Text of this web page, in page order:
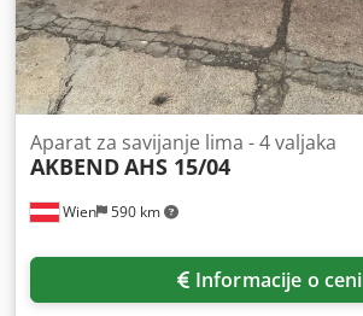
Wien 590 km
Aparat za savijanje lima - 4 valjaka
AKBENDAHS 15/04
Informacije o ceni